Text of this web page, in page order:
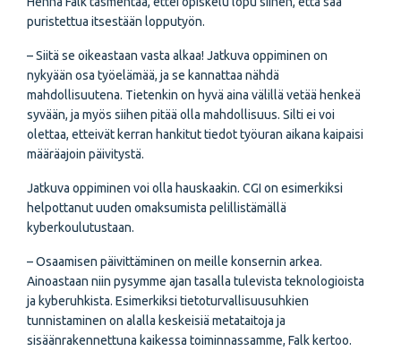
puristettua itsestään lopputyön.
– Siitä se oikeastaan vasta alkaa! Jatkuva oppiminen on
nykyään osa työelämää, ja se kannattaa nähdä
mahdollisuutena. Tietenkin on hyvä aina välillä vetää henkeä
syvään, ja myös siihen pitää olla mahdollisuus. Silti ei voi
olettaa, etteivät kerran hankitut tiedot työuran aikana kaipaisi
määräajoin päivitystä.
Jatkuva oppiminen voi olla hauskaakin. CGI on esimerkiksi
helpottanut uuden omaksumista pelillistämällä
kyberkoulutustaan.
– Osaamisen päivittäminen on meille konsernin arkea.
Ainoastaan niin pysymme ajan tasalla tulevista teknologioista
ja kyberuhkista. Esimerkiksi tietoturvallisuusuhkien
tunnistaminen on alalla keskeisiä metataitoja ja
sisäänrakennettuna kaikessa toiminnassamme, Falk kertoo.